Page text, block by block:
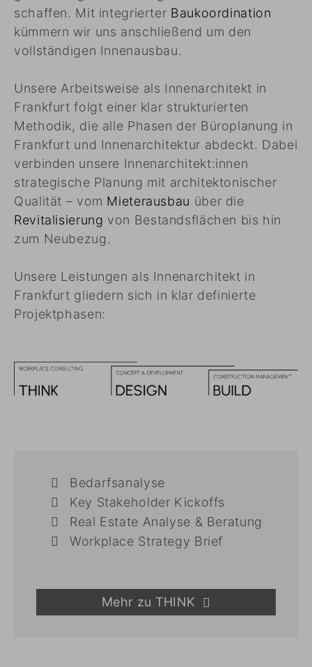
schaffen. Mit integrierter Baukoordination
kümmern wir uns anschließend um den
vollständigen Innenausbau.
Unsere Arbeitsweise als Innenarchitekt in
Frankfurt folgt einer klar strukturierten
Methodik, die alle Phasen der Büroplanung in
Frankfurt und Innenarchitektur abdeckt. Dabei
verbinden unsere Innenarchitekt:innen
strategische Planung mit architektonischer
Qualität – vom Mieterausbau über die
Revitalisierung von Bestandsflächen bis hin
zum Neubezug.
Unsere Leistungen als Innenarchitekt in
Frankfurt gliedern sich in klar definierte
Projektphasen:
Bedarfsanalyse
Key Stakeholder Kickoffs
Real Estate Analyse & Beratung
Workplace Strategy Brief
Mehr zu THINK